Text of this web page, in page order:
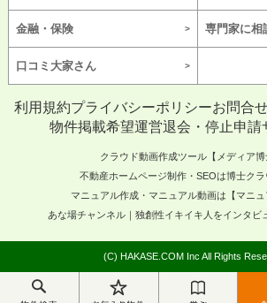
金融・保険 専門家に相
口コミ大家さん
利用規約プライバシーポリシーお問合
物件掲載希望運営退会・停止申請
クラウド動画作成ツール【メディア博
不動産ホームページ制作・SEOは博士ク
マニュアル作成・マニュアル動画は【マニュ
あな場チャンネル｜独創性イキイキ人をインタビ
(C) HAKASE.COM Inc All Rights